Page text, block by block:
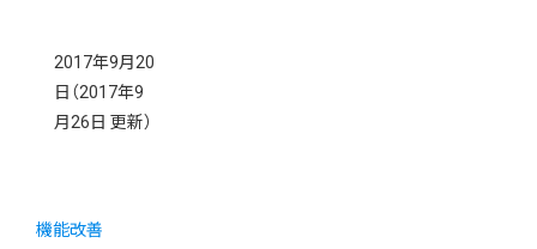
2017年9月20
日 （2017年9
月26日 更新）
機能改善